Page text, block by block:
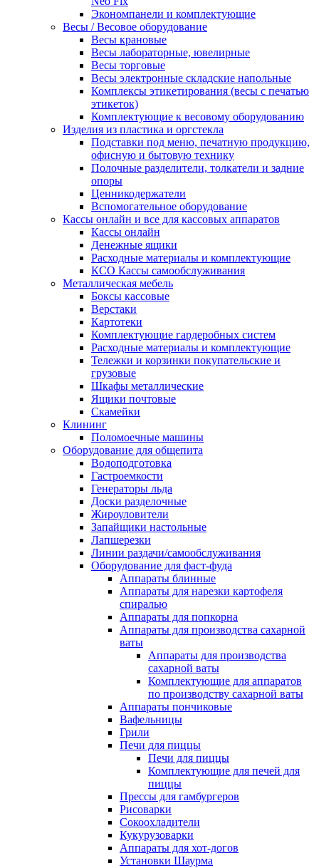
Экономпанели и комплектующие
Весы / Весовое оборудование
Весы крановые
Весы лабораторные, ювелирные
Весы торговые
Весы электронные складские напольные
Комплексы этикетирования (весы с печатью
этикеток)
Комплектующие к весовому оборудованию
Изделия из пластика и оргстекла
Подставки под меню, печатную продукцию,
офисную и бытовую технику
Полочные разделители, толкатели и задние
опоры
Ценникодержатели
Вспомогательное оборудование
Кассы онлайн и все для кассовых аппаратов
Кассы онлайн
Денежные ящики
Расходные материалы и комплектующие
КСО Кассы самообслуживания
Металлическая мебель
Боксы кассовые
Верстаки
Картотеки
Комплектующие гардеробных систем
Расходные материалы и комплектующие
Тележки и корзинки покупательские и
грузовые
Шкафы металлические
Ящики почтовые
Скамейки
Клининг
Поломоечные машины
Оборудование для общепита
Водоподготовка
Гастроемкости
Генераторы льда
Доски разделочные
Жироуловители
Запайщики настольные
Лапшерезки
Линии раздачи/самообслуживания
Оборудование для фаст-фуда
Аппараты блинные
Аппараты для нарезки картофеля
спиралью
Аппараты для попкорна
Аппараты для производства сахарной
ваты
Аппараты для производства
сахарной ваты
Комплектующие для аппаратов
по производству сахарной ваты
Аппараты пончиковые
Вафельницы
Грили
Печи для пиццы
Печи для пиццы
Комплектующие для печей для
пиццы
Прессы для гамбургеров
Рисоварки
Сокоохладители
Кукурузоварки
Аппараты для хот-догов
Установки Шаурма